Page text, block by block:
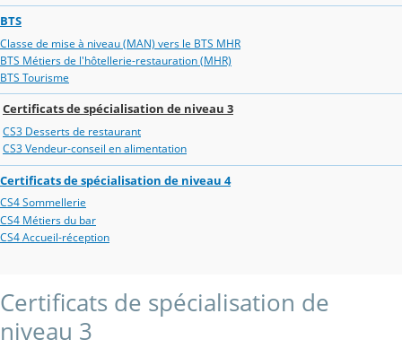
BTS
Classe de mise à niveau (MAN) vers le BTS MHR
BTS Métiers de l'hôtellerie-restauration (MHR)
BTS Tourisme
Certificats de spécialisation de niveau 3
CS3 Desserts de restaurant
CS3 Vendeur-conseil en alimentation
Certificats de spécialisation de niveau 4
CS4 Sommellerie
CS4 Métiers du bar
CS4 Accueil-réception
Certificats de spécialisation de
niveau 3